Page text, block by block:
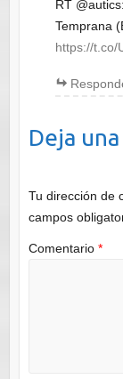
RT
Temprana
https://t.co/
Deja
Tu dirección de
campos
Comentario *